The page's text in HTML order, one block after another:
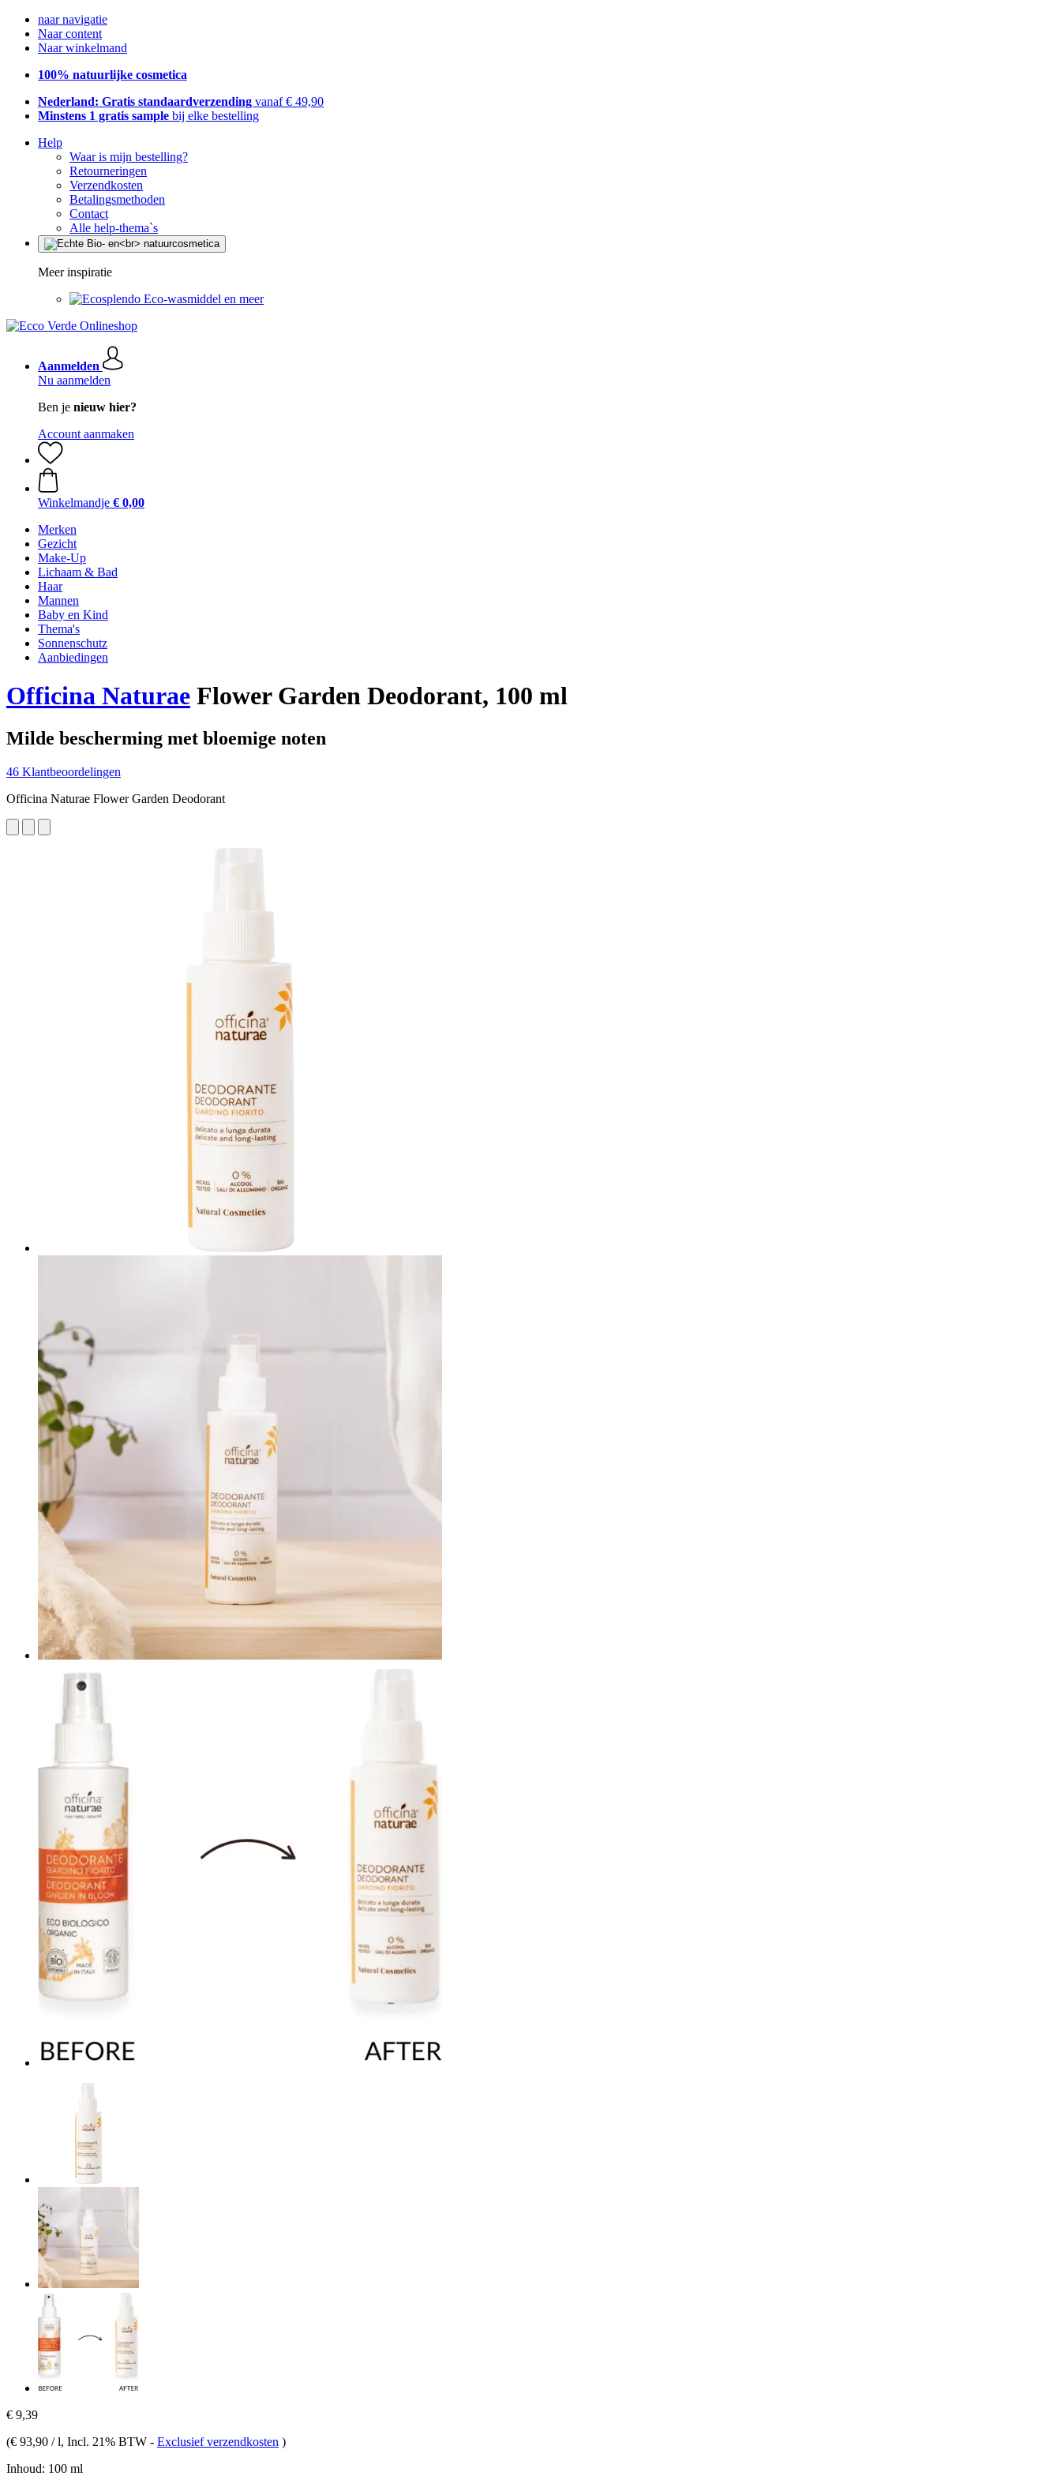
naar navigatie
Naar content
Naar winkelmand
100% natuurlijke cosmetica
Nederland: Gratis standaardverzending vanaf € 49,90
Minstens 1 gratis sample bij elke bestelling
Help
Waar is mijn bestelling?
Retourneringen
Verzendkosten
Betalingsmethoden
Contact
Alle help-thema`s
Meer inspiratie
Eco-wasmiddel en meer
Aanmelden
Nu aanmelden
Ben je nieuw hier?
Account aanmaken
Winkelmandje € 0,00
Merken
Gezicht
Make-Up
Lichaam & Bad
Haar
Mannen
Baby en Kind
Thema's
Sonnenschutz
Aanbiedingen
Officina Naturae Flower Garden Deodorant, 100 ml
Milde bescherming met bloemige noten
46 Klantbeoordelingen
Officina Naturae Flower Garden Deodorant
€ 9,39
(€ 93,90 / l, Incl. 21% BTW - Exclusief verzendkosten )
Inhoud: 100 ml